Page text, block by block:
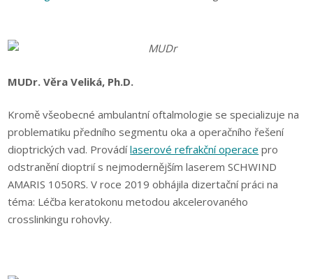
MUDr. Věra Veliká, Ph.D.
Kromě všeobecné ambulantní oftalmologie se specializuje na
problematiku předního segmentu oka a operačního řešení
dioptrických vad. Provádílaserové refrakční operace pro
odstranění dioptrií s nejmodernějším laserem SCHWIND
AMARIS 1050RS. V roce 2019 obhájila dizertační práci na
téma: Léčba keratokonu metodou akcelerovaného
crosslinkingu rohovky.